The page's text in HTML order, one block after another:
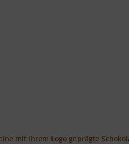
mit Ihrem Logo geprägte